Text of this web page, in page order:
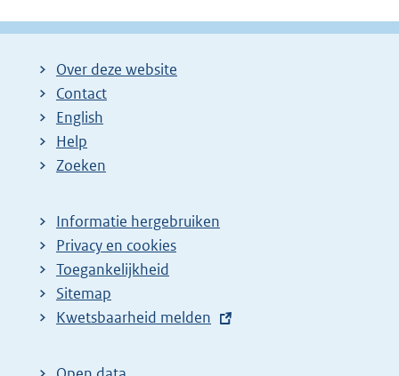
Over deze website
Contact
English
Help
Zoeken
Informatie hergebruiken
Privacy en cookies
Toegankelijkheid
Sitemap
E
t
Kwetsbaarheid melden